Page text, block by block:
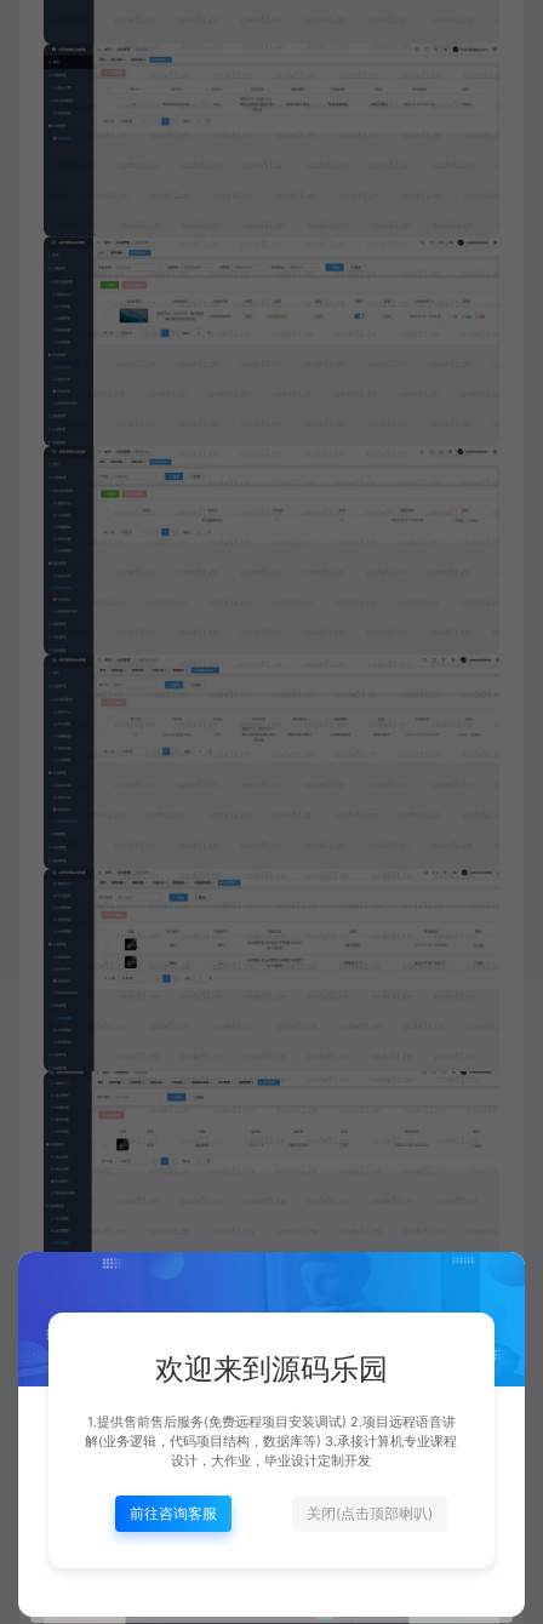
欢迎来到源码乐园
1.提供售前售后服务(免费远程项目安装调试) 2.项目远程语音讲
解(业务逻辑，代码项目结构，数据库等) 3.承接计算机专业课程
设计，大作业，毕业设计定制开发
前往咨询客服 关闭(点击顶部喇叭)